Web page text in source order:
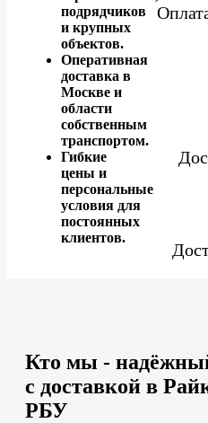
подрядчиков
и крупных
объектов.
Оперативная
доставка в
Москве и
области
собственным
транспортом.
Гибкие
цены и
персональные
условия для
постоянных
клиентов.
Кто мы -
с доставкой в
РБУ